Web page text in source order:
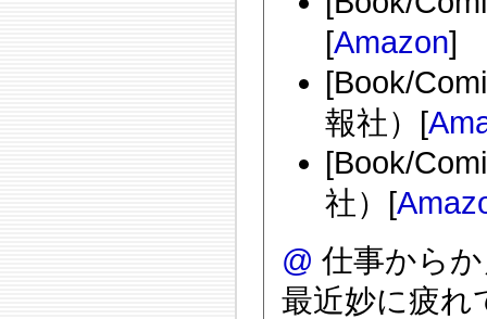
[Amazon]
[Book/
報社）[
[Book/
社）[
@ 仕事から
最近妙に疲れ